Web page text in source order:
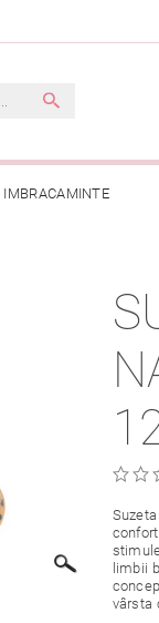
IMBRACAMINTE
limbii
vârsta